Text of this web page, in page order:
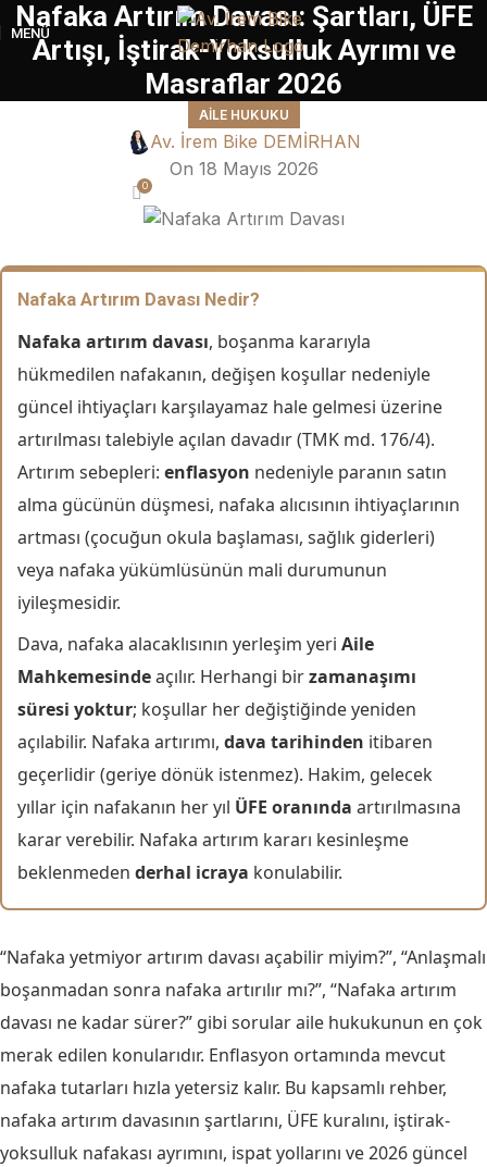
MENÜ
Nafaka Artırım Davası: Şartları, ÜFE
Artışı, İştirak-Yoksulluk Ayrımı ve
Masraflar 2026
AILE HUKUKU
Av. İrem Bike DEMİRHAN
On 18 Mayıs 2026
0
Nafaka Artırım Davası Nedir?
Nafaka artırım davası, boşanma kararıyla
hükmedilen nafakanın, değişen koşullar nedeniyle
güncel ihtiyaçları karşılayamaz hale gelmesi üzerine
artırılması talebiyle açılan davadır (TMK md. 176/4).
Artırım sebepleri: enflasyon nedeniyle paranın satın
alma gücünün düşmesi, nafaka alıcısının ihtiyaçlarının
artması (çocuğun okula başlaması, sağlık giderleri)
veya nafaka yükümlüsünün mali durumunun
iyileşmesidir.
Dava, nafaka alacaklısının yerleşim yeri Aile
Mahkemesindeaçılır. Herhangi birzamanaşımı
süresi yoktur; koşullar her değiştiğinde yeniden
açılabilir. Nafaka artırımı, dava tarihinden itibaren
geçerlidir (geriye dönük istenmez). Hakim, gelecek
yıllar için nafakanın her yıl ÜFE oranında artırılmasına
karar verebilir. Nafaka artırım kararı kesinleşme
beklenmeden derhal icraya konulabilir.
“Nafaka yetmiyor artırım davası açabilir miyim?”, “Anlaşmalı
boşanmadan sonra nafaka artırılır mı?”, “Nafaka artırım
davası ne kadar sürer?” gibi sorular aile hukukunun en çok
merak edilen konularıdır. Enflasyon ortamında mevcut
nafaka tutarları hızla yetersiz kalır. Bu kapsamlı rehber,
nafaka artırım davasının şartlarını, ÜFE kuralını, iştirak-
yoksulluk nafakası ayrımını, ispat yollarını ve 2026 güncel